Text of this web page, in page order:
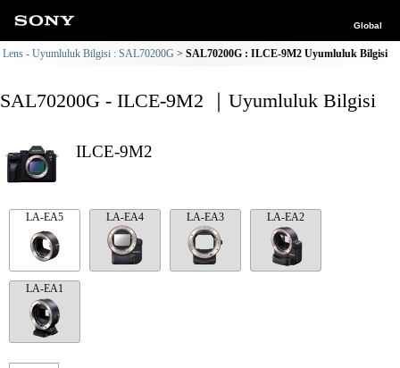
Global
Lens - Uyumluluk Bilgisi : SAL70200G SAL70200G : ILCE-9M2 Uyumluluk Bilgisi
SAL70200G - ILCE-9M2 ｜Uyumluluk Bilgisi
ILCE-9M2
LA-EA5 LA-EA4 LA-EA3 LA-EA2
LA-EA1